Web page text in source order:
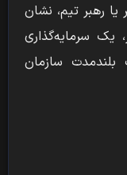
رهبر تیم، نشان
سرمایه‌گذاری
سازمان